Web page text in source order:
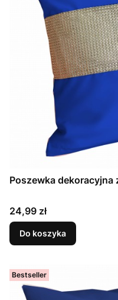
Poszewka
Cena
24,99 zł
Do koszyka
Bestseller